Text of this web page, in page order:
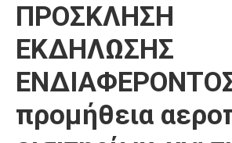
Επικοινωνία
ΠΡΟΣΚΛΗΣΗ
ΕΚΔΗΛΩΣΗΣ
ΕΝΔΙΑΦΕΡΟΝΤΟΣ
προμήθεια